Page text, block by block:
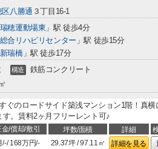
区八勝通 ３丁目16-1
瑞穂運動場東 」駅 徒歩4分
総合リハビリセンター 」駅 徒歩15分
新瑞橋」駅 徒歩17分
構造 鉄筋コンクリート
ぐのロードサイド築浅マンション1階！真横
す。賃料2ヶ月フリーレント可♪
/償却/敷引 坪数/面積 詳細
/-/168万円/- 29.37坪 / 97.11㎡ 詳細を見る